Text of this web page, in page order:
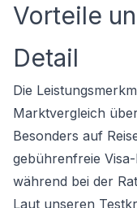
Vorteile
Detail
Die
Marktvergleich
Besonders auf
gebührenfreie
während bei der
Laut unseren